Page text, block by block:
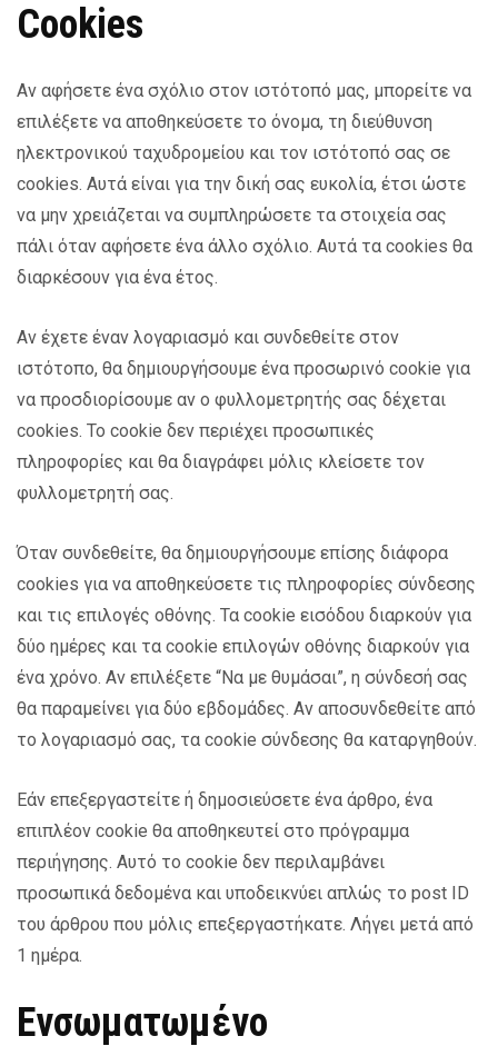
Cookies
Αν αφήσετε ένα σχόλιο στον ιστότοπό μας, μπορείτε να
επιλέξετε να αποθηκεύσετε το όνομα, τη διεύθυνση
ηλεκτρονικού ταχυδρομείου και τον ιστότοπό σας σε
cookies. Αυτά είναι για την δική σας ευκολία, έτσι ώστε
να μην χρειάζεται να συμπληρώσετε τα στοιχεία σας
πάλι όταν αφήσετε ένα άλλο σχόλιο. Αυτά τα cookies θα
διαρκέσουν για ένα έτος.
Αν έχετε έναν λογαριασμό και συνδεθείτε στον
ιστότοπο, θα δημιουργήσουμε ένα προσωρινό cookie για
να προσδιορίσουμε αν ο φυλλομετρητής σας δέχεται
cookies. Το cookie δεν περιέχει προσωπικές
πληροφορίες και θα διαγράφει μόλις κλείσετε τον
φυλλομετρητή σας.
Όταν συνδεθείτε, θα δημιουργήσουμε επίσης διάφορα
cookies για να αποθηκεύσετε τις πληροφορίες σύνδεσης
και τις επιλογές οθόνης. Τα cookie εισόδου διαρκούν για
δύο ημέρες και τα cookie επιλογών οθόνης διαρκούν για
ένα χρόνο. Αν επιλέξετε “Να με θυμάσαι”, η σύνδεσή σας
θα παραμείνει για δύο εβδομάδες. Αν αποσυνδεθείτε από
το λογαριασμό σας, τα cookie σύνδεσης θα καταργηθούν.
Εάν επεξεργαστείτε ή δημοσιεύσετε ένα άρθρο, ένα
επιπλέον cookie θα αποθηκευτεί στο πρόγραμμα
περιήγησης. Αυτό το cookie δεν περιλαμβάνει
προσωπικά δεδομένα και υποδεικνύει απλώς το post ID
του άρθρου που μόλις επεξεργαστήκατε. Λήγει μετά από
1 ημέρα.
Ενσωματωμένο